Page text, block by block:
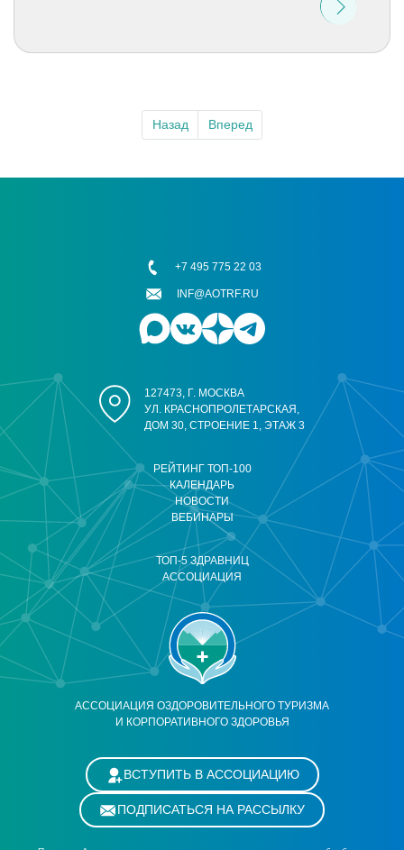
Назад Вперед
АССОЦИАЦИЯ ОЗДОРОВИТЕЛЬНОГО ТУРИЗМА
И КОРПОРАТИВНОГО ЗДОРОВЬЯ
РЕЙТИНГ ТОП-100
КАЛЕНДАРЬ
НОВОСТИ
ВЕБИНАРЫ
ТОП-5 ЗДРАВНИЦ
АССОЦИАЦИЯ
127473, Г. МОСКВА
УЛ. КРАСНОПРОЛЕТАРСКАЯ,
ДОМ 30, СТРОЕНИЕ 1, ЭТАЖ 3
+7 495 775 22 03
INF@AOTRF.RU
ВСТУПИТЬ В АССОЦИАЦИЮ
ПОДПИСАТЬСЯ НА РАССЫЛКУ